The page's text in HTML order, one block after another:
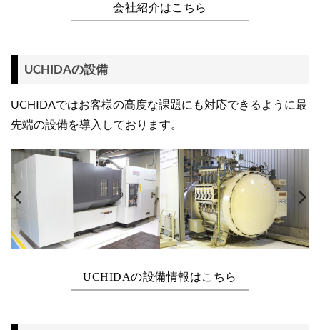
会社紹介はこちら
UCHIDAの設備
UCHIDAではお客様の高度な課題にも対応できるように最
先端の設備を導入しております。
UCHIDAの設備情報はこちら